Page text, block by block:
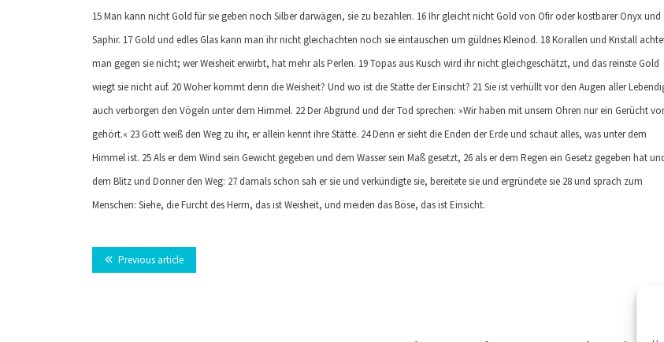
15 Man kann nicht Gold für sie geben noch Silber darwägen, sie zu bezahlen. 16 Ihr gleicht nicht Gold von Ofir oder kostbarer Onyx und
Saphir. 17 Gold und edles Glas kann man ihr nicht gleichachten noch sie eintauschen um güldnes Kleinod. 18 Korallen und Kristall
man gegen sie nicht; wer Weisheit erwirbt, hat mehr als Perlen. 19 Topas aus Kusch wird ihr nicht gleichgeschätzt, und das reinste Gold
wiegt sie nicht auf. 20 Woher kommt denn die Weisheit? Und wo ist die Stätte der Einsicht? 21 Sie ist verhüllt vor den Augen aller
auch verborgen den Vögeln unter dem Himmel. 22 Der Abgrund und der Tod sprechen: »Wir haben mit unsern Ohren nur ein Gerücht
gehört.« 23 Gott weiß den Weg zu ihr, er allein kennt ihre Stätte. 24 Denn er sieht die Enden der Erde und schaut alles, was unter dem
Himmel ist. 25 Als er dem Wind sein Gewicht gegeben und dem Wasser sein Maß gesetzt, 26 als er dem Regen ein Gesetz gegeben hat
dem Blitz und Donner den Weg: 27 damals schon sah er sie und verkündigte sie, bereitete sie und ergründete sie 28 und sprach zum
Menschen: Siehe, die Furcht des Herrn, das ist Weisheit, und meiden das Böse, das ist Einsicht.
Previous article